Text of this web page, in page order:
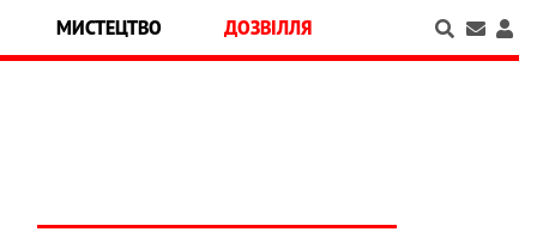
МИСТЕЦТВО ДОЗВІЛЛЯ